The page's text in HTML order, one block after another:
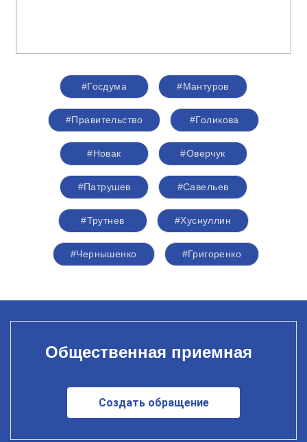
#Госдума #Мантуров
#Правительство #Голикова
#Новак #Оверчук
#Патрушев #Савельев
#Трутнев #Хуснуллин
#Чернышенко #Григоренко
Общественная приемная
Создать обращение